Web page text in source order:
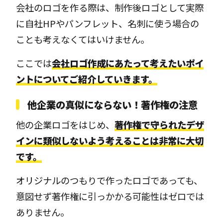
会社のロゴを作る際は、制作後ロゴとして実際
に自社HPやパンフレット、名刺に使う場合の
ことも考えなくてはいけません。
ここでは会社ロゴ作成にあたって考えたいポイ
ントについてご紹介していきます。
他企業の真似にならない！著作権の注意
他の企業ロゴをはじめ、著作権で守られたデザ
インに類似しないよう考えることは非常に大切
です。
オリジナルのつもりで作ったロゴであっても、
意図せず著作権に引っかかる可能性はゼロでは
ありません。